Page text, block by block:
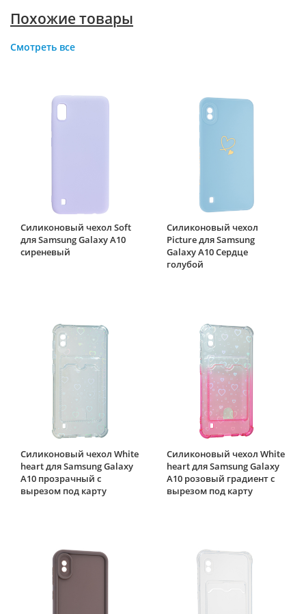
Похожие товары
Смотреть все
Силиконовый чехол Soft
для Samsung Galaxy A10
сиреневый
Силиконовый чехол
Picture для Samsung
Galaxy A10 Сердце
голубой
Силиконовый чехол White
heart для Samsung Galaxy
A10 прозрачный с
вырезом под карту
Силиконовый чехол White
heart для Samsung Galaxy
A10 розовый градиент c
вырезом под карту